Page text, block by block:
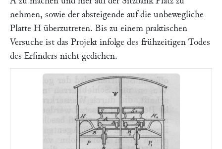
nehmen, sowie der absteigende auf die unbewegliche
Platte H überzutreten. Bis zu einem praktischen
Versuche ist das Projekt infolge des frühzeitigen Todes
des Erfinders nicht gediehen.